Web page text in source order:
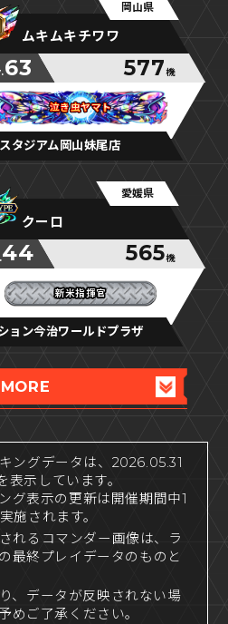
岡山県
ムキムキチワワ
63 577機
泣き虫ヤマト
泣き虫ヤマト
泣き虫ヤマト
タジアム岡山妹尾店
愛媛県
クーロ
44 565機
新米指揮官
新米指揮官
新米指揮官
ョン今治ワールドプラザ
MORE
ングデータは、2026.05.31
示しています。
グ表示の更新は開催期間中1
施されます。
れるコマンダー画像は、ラ
最終プレイデータのものと
、データが反映されない場
めご了承ください。